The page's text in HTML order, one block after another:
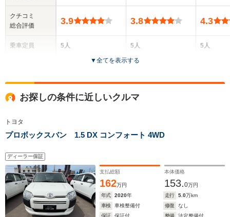
クチコミ
総合評価
乗車定員
(全長x全幅x全高)
3.9
5人
全高
1.39m～1.4m
全幅
ホイールベース
-m
3.8
5人
5ドア
全幅
ホイールベース
4.3
5人
▼全てを表示する
お探しの条件に近しいクルマ
トヨタ
プロボックスバン 1.5 DX コンフォート 4WD
ディーラー保証
支払総額
162万円
本体価格
153.0万円
年式
2020年 走行 5.0万km
車検
車検整備付 修復
なし
保証
保証付 整備
法定整備付